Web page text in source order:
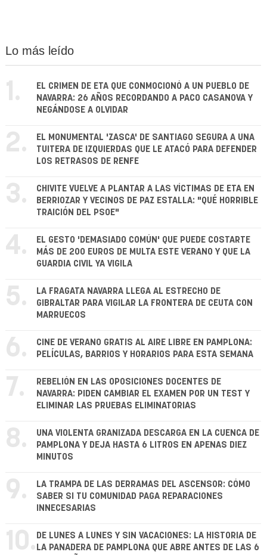
Lo más leído
1.
EL CRIMEN DE ETA QUE CONMOCIONÓ A UN PUEBLO DE
NAVARRA: 26 AÑOS RECORDANDO A PACO CASANOVA Y
NEGÁNDOSE A OLVIDAR
2.
EL MONUMENTAL 'ZASCA' DE SANTIAGO SEGURA A UNA
TUITERA DE IZQUIERDAS QUE LE ATACÓ PARA DEFENDER
LOS RETRASOS DE RENFE
3.
CHIVITE VUELVE A PLANTAR A LAS VÍCTIMAS DE ETA EN
BERRIOZAR Y VECINOS DE PAZ ESTALLA: "QUÉ HORRIBLE
TRAICIÓN DEL PSOE"
4.
EL GESTO 'DEMASIADO COMÚN' QUE PUEDE COSTARTE
MÁS DE 200 EUROS DE MULTA ESTE VERANO Y QUE LA
GUARDIA CIVIL YA VIGILA
5.
LA FRAGATA NAVARRA LLEGA AL ESTRECHO DE
GIBRALTAR PARA VIGILAR LA FRONTERA DE CEUTA CON
MARRUECOS
6.
CINE DE VERANO GRATIS AL AIRE LIBRE EN PAMPLONA:
PELÍCULAS, BARRIOS Y HORARIOS PARA ESTA SEMANA
7.
REBELIÓN EN LAS OPOSICIONES DOCENTES DE
NAVARRA: PIDEN CAMBIAR EL EXAMEN POR UN TEST Y
ELIMINAR LAS PRUEBAS ELIMINATORIAS
8.
UNA VIOLENTA GRANIZADA DESCARGA EN LA CUENCA DE
PAMPLONA Y DEJA HASTA 6 LITROS EN APENAS DIEZ
MINUTOS
9.
LA TRAMPA DE LAS DERRAMAS DEL ASCENSOR: CÓMO
SABER SI TU COMUNIDAD PAGA REPARACIONES
INNECESARIAS
10. DE LUNES A LUNES Y SIN VACACIONES: LA HISTORIA DE
LA PANADERA DE PAMPLONA QUE ABRE ANTES DE LAS 6